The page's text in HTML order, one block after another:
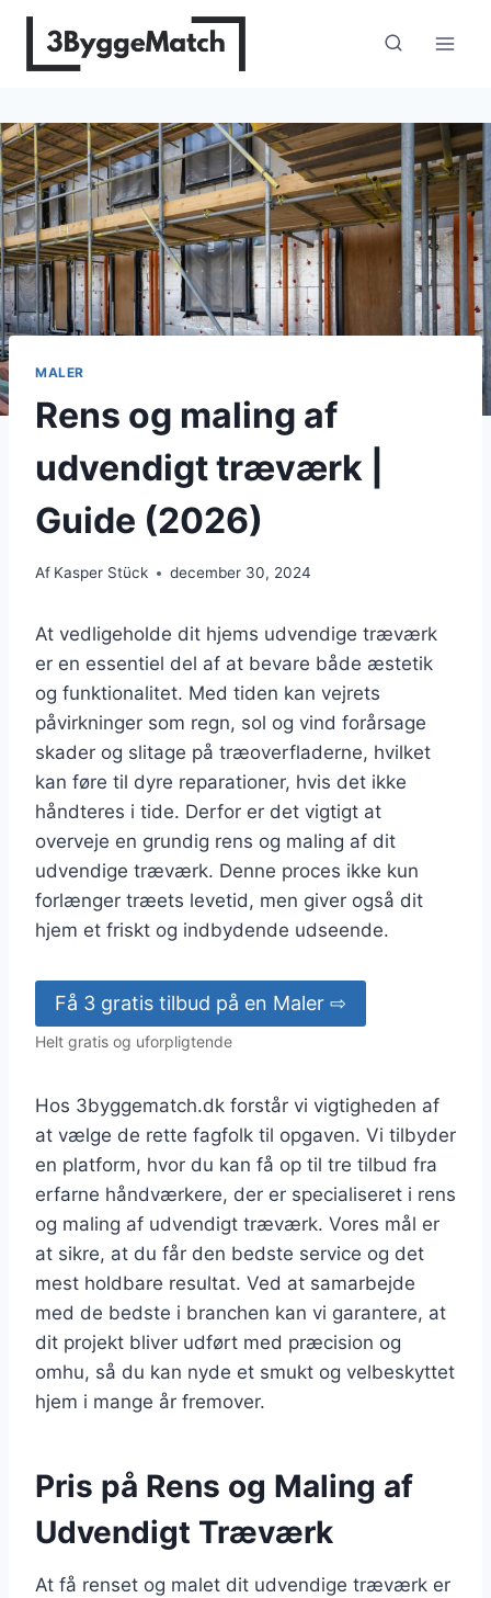
Fortsæt
indhold
MALER
Rens og maling af
udvendigt træværk |
Guide (2026)
Af Kasper Stück december 30, 2024
At vedligeholde dit hjems udvendige træværk
er en essentiel del af at bevare både æstetik
og funktionalitet. Med tiden kan vejrets
påvirkninger som regn, sol og vind forårsage
skader og slitage på træoverfladerne, hvilket
kan føre til dyre reparationer, hvis det ikke
håndteres i tide. Derfor er det vigtigt at
overveje en grundig rens og maling af dit
udvendige træværk. Denne proces ikke kun
forlænger træets levetid, men giver også dit
hjem et friskt og indbydende udseende.
Få 3 gratis tilbud på en Maler ⇨
Helt gratis og uforpligtende
Hos 3byggematch.dk forstår vi vigtigheden af
at vælge de rette fagfolk til opgaven. Vi tilbyder
en platform, hvor du kan få op til tre tilbud fra
erfarne håndværkere, der er specialiseret i rens
og maling af udvendigt træværk. Vores mål er
at sikre, at du får den bedste service og det
mest holdbare resultat. Ved at samarbejde
med de bedste i branchen kan vi garantere, at
dit projekt bliver udført med præcision og
omhu, så du kan nyde et smukt og velbeskyttet
hjem i mange år fremover.
Pris på Rens og Maling af
Udvendigt Træværk
At få renset og malet dit udvendige træværk er